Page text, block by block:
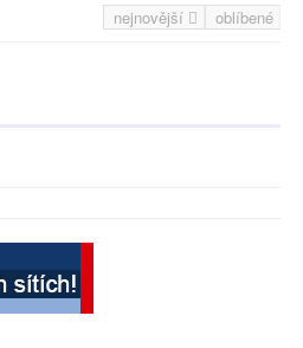
nejnovější oblíbené